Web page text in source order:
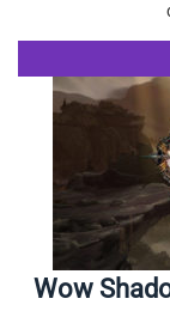
Wow